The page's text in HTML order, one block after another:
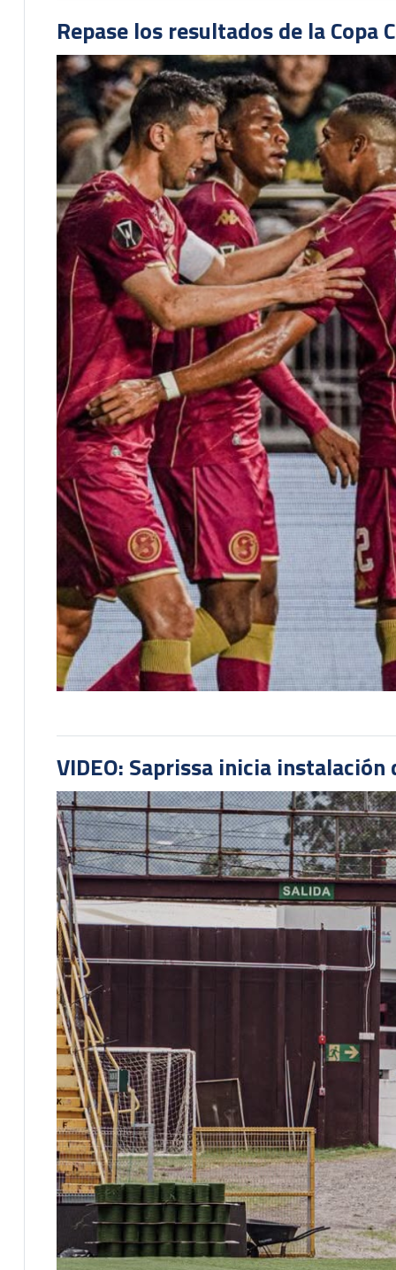
Repase los resultados de la Copa
VIDEO: Saprissa inicia